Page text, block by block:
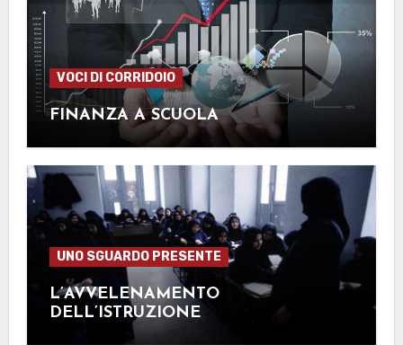
VOCI DI CORRIDOIO
FINANZA A SCUOLA
UNO SGUARDO PRESENTE
L’AVVELENAMENTO
DELL’ISTRUZIONE